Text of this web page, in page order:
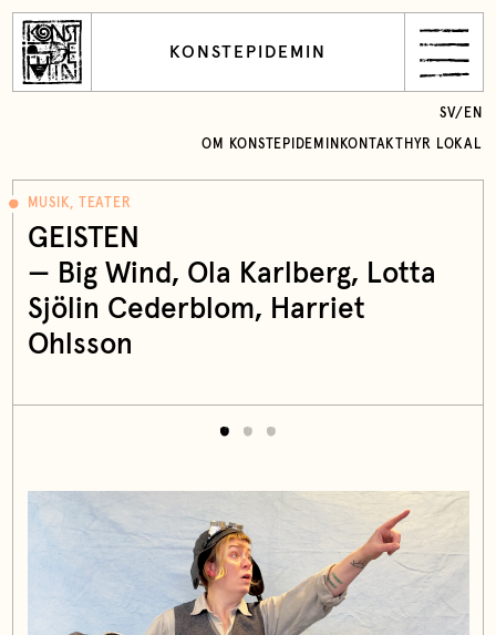
KONSTEPIDEMIN
OM KONSTEPIDEMIN KONTAKT HYR LOKAL
SV/ EN
MUSIK, TEATER
GEISTEN
— Big Wind, Ola Karlberg, Lotta
Sjölin Cederblom, Harriet
Ohlsson